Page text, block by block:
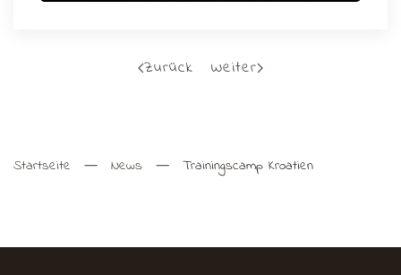
Zurück Weiter
Startseite News Trainingscamp Kroatien